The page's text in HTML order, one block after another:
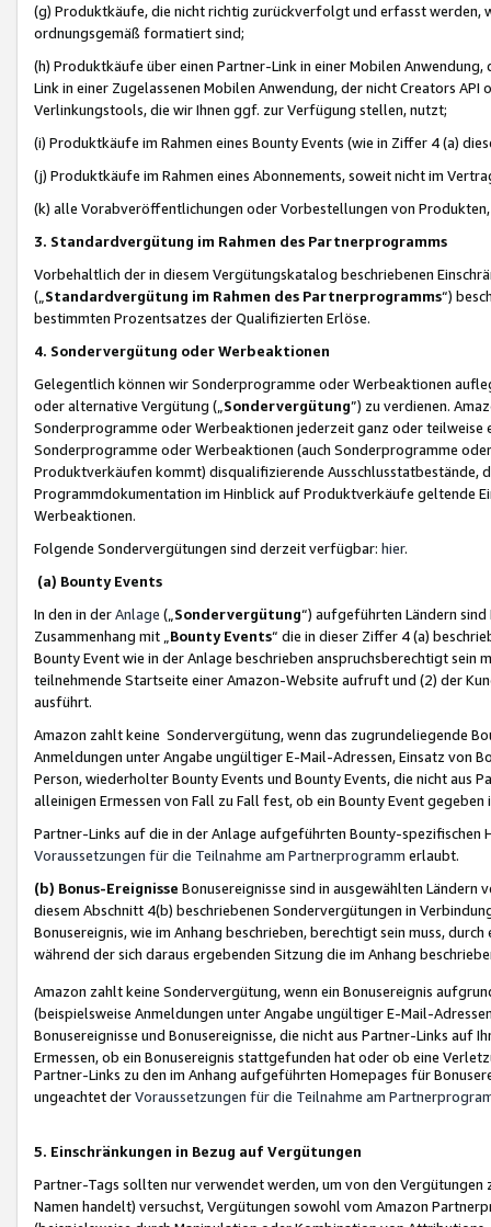
(g) Produktkäufe, die nicht richtig zurückverfolgt und erfasst werden,
ordnungsgemäß formatiert sind;
(h) Produktkäufe über einen Partner-Link in einer Mobilen
Link in einer Zugelassenen Mobilen Anwendung, der nicht Creators
Verlinkungstools, die wir Ihnen ggf. zur Verfügung stellen, nutzt;
(i) Produktkäufe im Rahmen eines Bounty Events (wie in Ziffer 4 (a)
(j) Produktkäufe im Rahmen eines Abonnements, soweit nicht im
(k) alle Vorabveröffentlichungen oder Vorbestellungen von
3. Standardvergütung im Rahmen des Partnerprogramms
Vorbehaltlich der in diesem Vergütungskatalog beschriebenen
(„ Standardvergütung im Rahmen des Partnerprogramms“)
bestimmten Prozentsatzes der Qualifizierten Erlöse.
4. Sondervergütung oder Werbeaktionen
Gelegentlich können wir Sonderprogramme oder Werbeaktionen
oder alternative Vergütung („ Sondervergütung”) zu verdienen.
Sonderprogramme oder Werbeaktionen jederzeit ganz oder
Sonderprogramme oder Werbeaktionen (auch Sonderprogramme
Produktverkäufen kommt) disqualifizierende Ausschlusstatbestände,
Programmdokumentation im Hinblick auf Produktverkäufe geltende
Werbeaktionen.
Folgende Sondervergütungen sind derzeit verfügbar: hier.
(a) Bounty Events
In den in derAnlage („ Sondervergütung“) aufgeführten Ländern
Zusammenhang mit „ Bounty Events“ die in dieser Ziffer 4 (a)
Bounty Event wie in der Anlage beschrieben anspruchsberechtigt sein
teilnehmende Startseite einer Amazon-Website aufruft und (2) der
ausführt.
Amazon zahlt keine Sondervergütung, wenn das zugrundeliegende
Anmeldungen unter Angabe ungültiger E-Mail-Adressen, Einsatz von
Person, wiederholter Bounty Events und Bounty Events, die nicht
alleinigen Ermessen von Fall zu Fall fest, ob ein Bounty Event
Partner-Links auf die in der Anlage aufgeführten Bounty-spezifischen
Voraussetzungen für die Teilnahme am Partnerprogramm erlaubt.
(b) Bonus-Ereignisse Bonusereignisse sind in ausgewählten Ländern
diesem Abschnitt 4(b) beschriebenen Sondervergütungen in
Bonusereignis, wie im Anhang beschrieben, berechtigt sein muss,
während der sich daraus ergebenden Sitzung die im Anhang
Amazon zahlt keine Sondervergütung, wenn ein Bonusereignis
(beispielsweise Anmeldungen unter Angabe ungültiger E-Mail-
Bonusereignisse und Bonusereignisse, die nicht aus Partner-Links auf
Ermessen, ob ein Bonusereignis stattgefunden hat oder ob eine
Partner-Links zu den im Anhang aufgeführten Homepages für
ungeachtet derVoraussetzungen für die Teilnahme am
5. Einschränkungen in Bezug auf Vergütungen
Partner-Tags sollten nur verwendet werden, um von den
Namen handelt) versuchst, Vergütungen sowohl vom Amazon